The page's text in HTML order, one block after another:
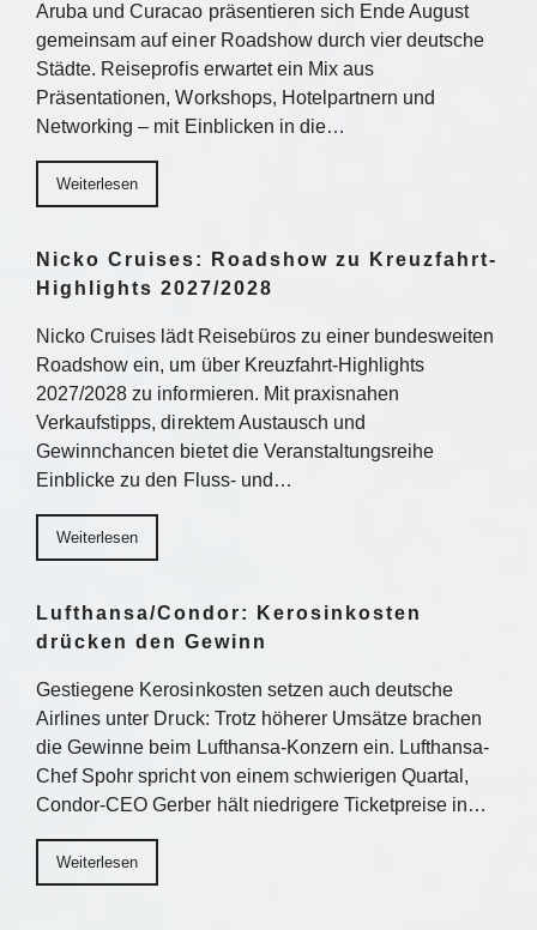
Aruba und Curacao präsentieren sich Ende August
gemeinsam auf einer Roadshow durch vier deutsche
Städte. Reiseprofis erwartet ein Mix aus
Präsentationen, Workshops, Hotelpartnern und
Networking – mit Einblicken in die…
Weiterlesen
Nicko Cruises: Roadshow zu Kreuzfahrt-
Highlights 2027/2028
Nicko Cruises lädt Reisebüros zu einer bundesweiten
Roadshow ein, um über Kreuzfahrt-Highlights
2027/2028 zu informieren. Mit praxisnahen
Verkaufstipps, direktem Austausch und
Gewinnchancen bietet die Veranstaltungsreihe
Einblicke zu den Fluss- und…
Weiterlesen
Lufthansa/Condor: Kerosinkosten
drücken den Gewinn
Gestiegene Kerosinkosten setzen auch deutsche
Airlines unter Druck: Trotz höherer Umsätze brachen
die Gewinne beim Lufthansa-Konzern ein. Lufthansa-
Chef Spohr spricht von einem schwierigen Quartal,
Condor-CEO Gerber hält niedrigere Ticketpreise in…
Weiterlesen